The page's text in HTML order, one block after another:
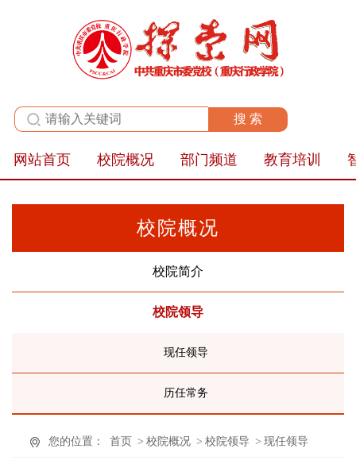
全站群
网站首页 校院概况 部门频道 教育培训
校院概况
校院简介
校院领导
现任领导
历任常务
您的位置： 首页 > 校院概况 > 校院领导 > 现任领导